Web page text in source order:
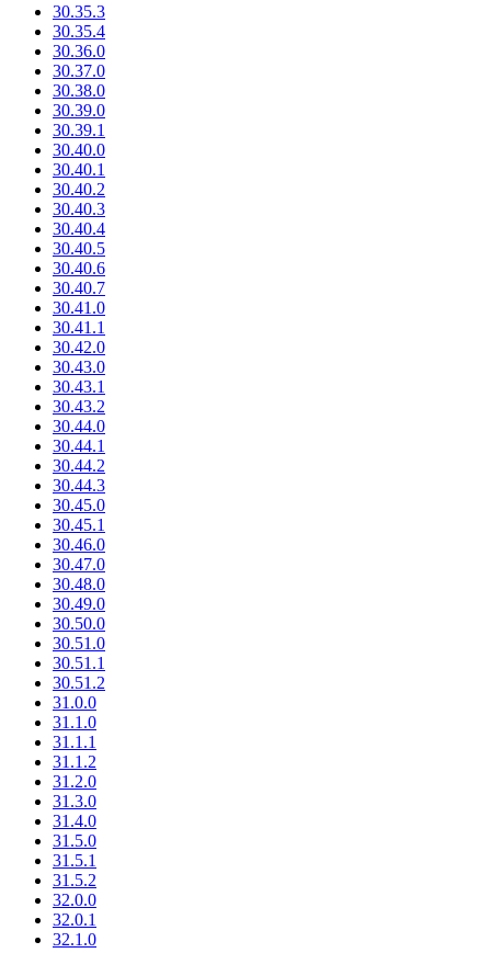
30.35.3
30.35.4
30.36.0
30.37.0
30.38.0
30.39.0
30.39.1
30.40.0
30.40.1
30.40.2
30.40.3
30.40.4
30.40.5
30.40.6
30.40.7
30.41.0
30.41.1
30.42.0
30.43.0
30.43.1
30.43.2
30.44.0
30.44.1
30.44.2
30.44.3
30.45.0
30.45.1
30.46.0
30.47.0
30.48.0
30.49.0
30.50.0
30.51.0
30.51.1
30.51.2
31.0.0
31.1.0
31.1.1
31.1.2
31.2.0
31.3.0
31.4.0
31.5.0
31.5.1
31.5.2
32.0.0
32.0.1
32.1.0